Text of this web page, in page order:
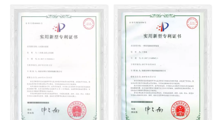
Cơ chế Jacquard trên của
máy đan tròn
Công cụ khoan đa góc